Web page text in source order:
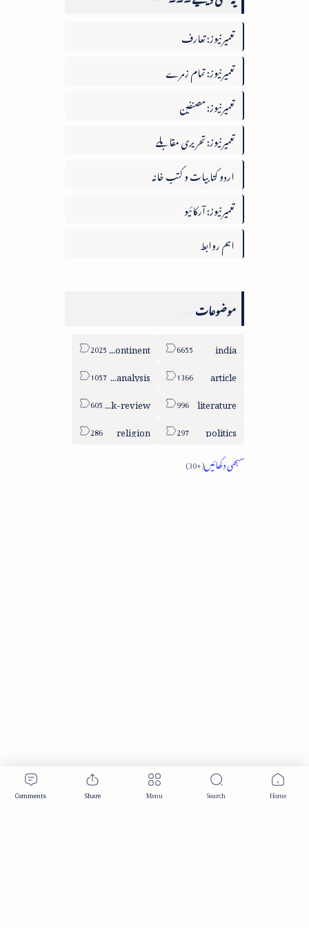
تعمیرنیوز: تعارف
تعمیرنیوز: تمام زمرے
تعمیرنیوز: مصنفین
تعمیرنیوز: تحریری مقابلے
اردو کتابیات و کتب خانہ
تعمیرنیوز: آرکائیو
اہم روابط
موضوعات
india
sub-continent
article
column-analysis
literature
book-review
politics
religion